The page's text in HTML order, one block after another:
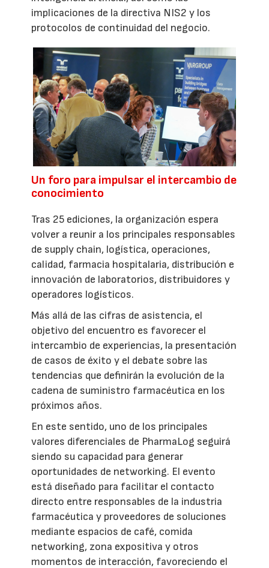
implicaciones de la directiva NIS2 y los
protocolos de continuidad del negocio.
Un foro para impulsar el intercambio de
conocimiento
Tras 25 ediciones, la organización espera
volver a reunir a los principales responsables
de supply chain, logística, operaciones,
calidad, farmacia hospitalaria, distribución e
innovación de laboratorios, distribuidores y
operadores logísticos.
Más allá de las cifras de asistencia, el
objetivo del encuentro es favorecer el
intercambio de experiencias, la presentación
de casos de éxito y el debate sobre las
tendencias que definirán la evolución de la
cadena de suministro farmacéutica en los
próximos años.
En este sentido, uno de los principales
valores diferenciales de PharmaLog seguirá
siendo su capacidad para generar
oportunidades de networking. El evento
está diseñado para facilitar el contacto
directo entre responsables de la industria
farmacéutica y proveedores de soluciones
mediante espacios de café, comida
networking, zona expositiva y otros
momentos de interacción, favoreciendo el